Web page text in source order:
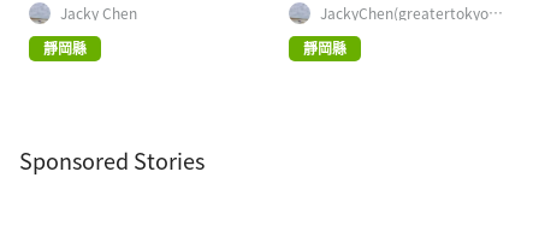
Jacky Chen
靜岡縣
JackyChen(greatertokyo_e
xplorer)
靜岡縣
Sponsored Stories